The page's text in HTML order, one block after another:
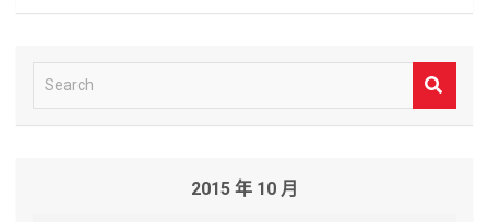
e
2015 年 10 月